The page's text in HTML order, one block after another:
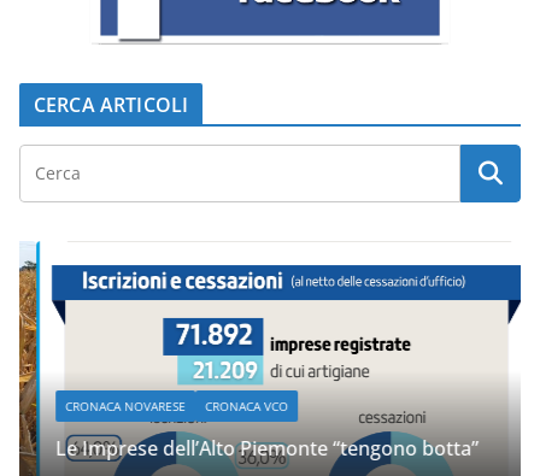
CERCA ARTICOLI
CRONACA NOVARESE CRONACA VCO
Le Imprese dell’Alto Piemonte “tengono botta”